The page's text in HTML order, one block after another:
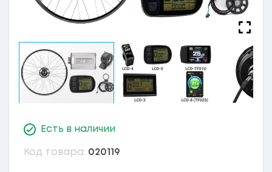
Есть в наличии
Код товара: 020119